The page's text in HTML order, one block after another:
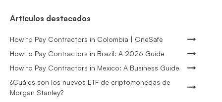
Artículos destacados
How to Pay Contractors in Colombia | OneSafe
How to Pay Contractors in Brazil: A 2026 Guide
How to Pay Contractors in Mexico: A Business Guide
¿Cuáles son los nuevos ETF de criptomonedas de
Morgan Stanley?